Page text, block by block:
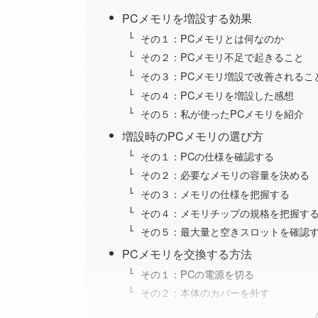
PCメモリを増設する効果
その１：PCメモリとは何なのか
その２：PCメモリ不足で起きること
その３：PCメモリ増設で改善されるこ
その４：PCメモリを増設した感想
その５：私が使ったPCメモリを紹介
増設時のPCメモリの選び方
その１：PCの仕様を確認する
その２：必要なメモリの容量を決める
その３：メモリの仕様を把握する
その４：メモリチップの規格を把握する
その５：最大量と空きスロットを確認
PCメモリを交換する方法
その１：PCの電源を切る
その２：本体のカバーを外す